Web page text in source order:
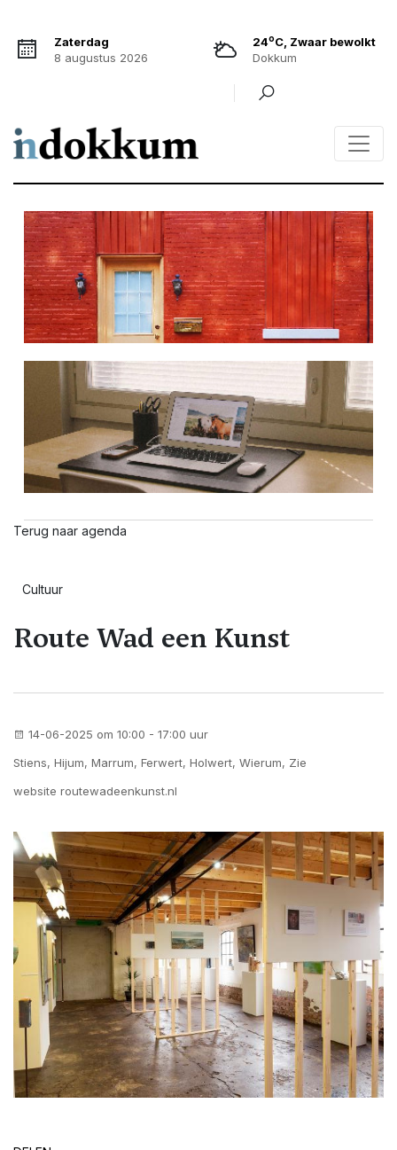
Zaterdag
8 augustus 2026
24oC, Zwaar bewolkt
Dokkum
Terug naar agenda
Cultuur
Route Wad een Kunst
14-06-2025 om 10:00 - 17:00 uur
Stiens, Hijum, Marrum, Ferwert, Holwert, Wierum, Zie
website routewadeenkunst.nl